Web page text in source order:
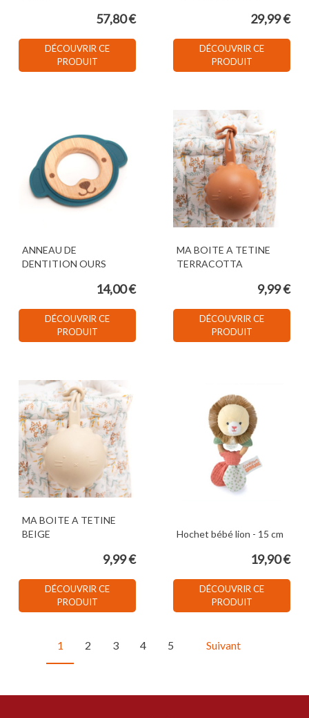
57,80 €
DÉCOUVRIR CE
PRODUIT
29,99 €
DÉCOUVRIR CE
PRODUIT
ANNEAU DE
DENTITION OURS
14,00 €
DÉCOUVRIR CE
PRODUIT
MA BOITE A TETINE
TERRACOTTA
9,99 €
DÉCOUVRIR CE
PRODUIT
MA BOITE A TETINE
BEIGE
9,99 €
DÉCOUVRIR CE
PRODUIT
Hochet bébé lion - 15 cm
19,90 €
DÉCOUVRIR CE
PRODUIT
1 2 3 4 5 Suivant